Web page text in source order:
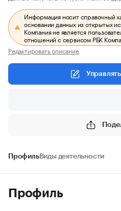
Информация носит справочный
основании данных из открытых
Компания не является
отношений с сервисом РБК
Редактировать описание
ПрофильВиды деятельности
Профиль